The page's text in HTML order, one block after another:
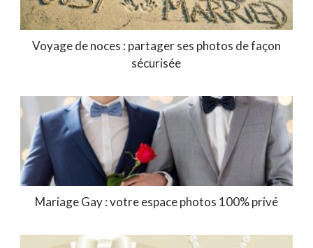
Voyage de noces : partager ses photos de façon
sécurisée
Mariage Gay : votre espace photos 100% privé